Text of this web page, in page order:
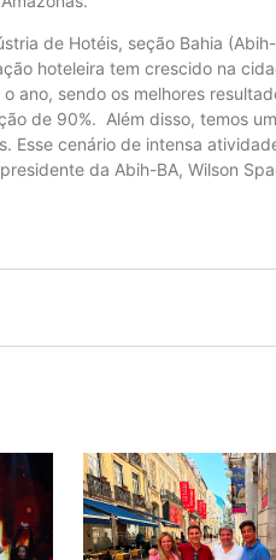
de Hotéis, seção Bahia
hoteleira tem crescido na
ano, sendo os melhores
de 90%. Além disso, temos
Esse cenário de intensa
da Abih-BA, Wilson